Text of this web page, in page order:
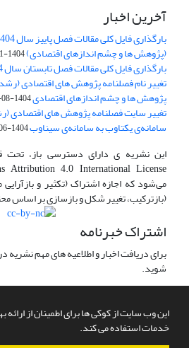
این وب سایت از کوکی ها برای اطمینان از ارائه
خدمات استفاده می کند.
آخرین اخبار
(پژوهش ها و چشم اندازهای اقتصادی)1404-11-12
بارگذاری فایل کلی مقالات فصل تابستان سال 1404
تغییر نام فصلنامه پژوهش های اقتصادی
پژوهش ها و چشم اندازهای اقتصادی1404-08-01
تغییر سایت فصلنامه پژوهش های اقتصادی
سامانه‌ی یکتاوب به سامانه‌ی سیناوب1404-06-26
این نشریه ی دارای دسترسی باز، تحت
می‌شود که اجازه اشتراک (تکثیر و
(بازترکیب، تغییر شکل و بازسازی بر اساس
اشتراک خبرنامه
برای دریافت اخبار و اطلاعیه های مهم
شوید.